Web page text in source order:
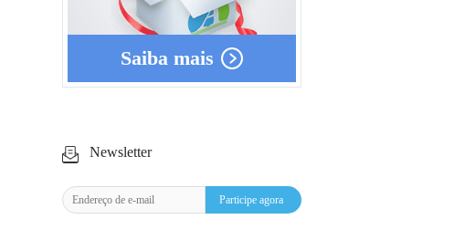
Saiba mais
Newsletter
Participe agora